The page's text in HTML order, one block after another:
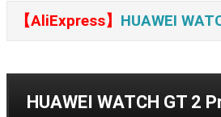
【AliExpress】 HUAWEI
HUAWEI WATCH GT 2